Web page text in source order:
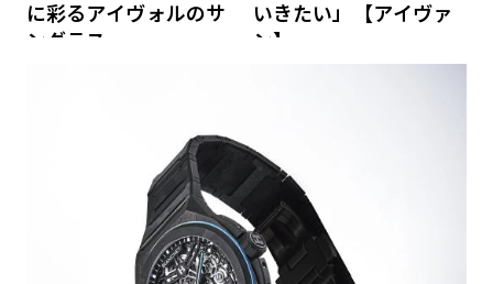
に彩るアイヴォルのサ
ングラス
いきたい」【アイヴァ
ン】